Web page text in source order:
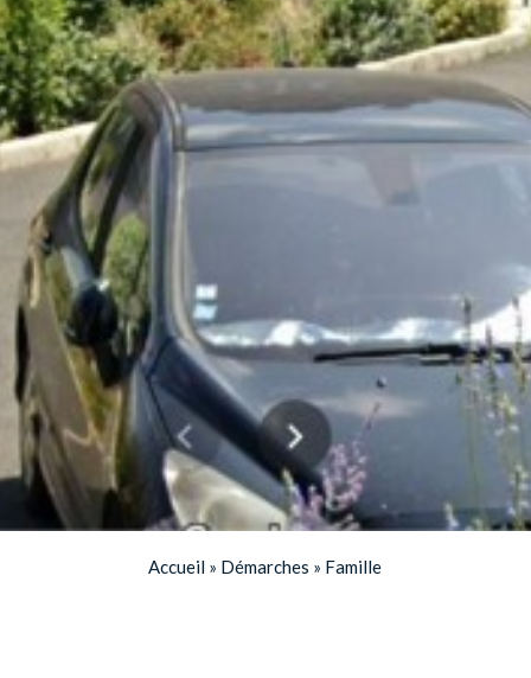
Accueil » Démarches » Famille